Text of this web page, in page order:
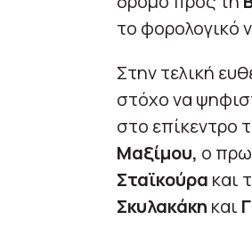
το φορολογικό
Στην τελική
στόχο να
στο επίκεντρο
Μαξίμου, ο
Σταϊκούρα και
Σκυλακάκη και